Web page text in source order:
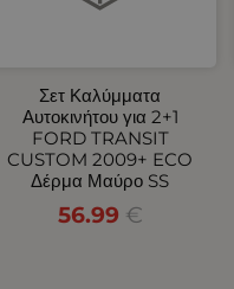
Σετ Καλύμματα
Αυτοκινήτου για 2+1
FORD TRANSIT
CUSTOM 2009+ ECO
Δέρμα Μαύρο SS
56.99 €